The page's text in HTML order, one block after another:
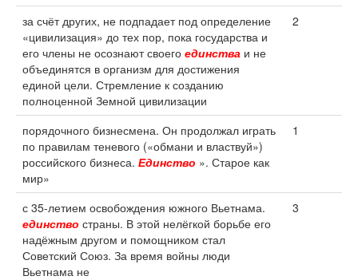
за счёт других, не подпадает под определение
«цивилизация» до тех пор, пока государства и
его члены не осознают своего единства и не
объединятся в организм для достижения
единой цели. Стремление к созданию
полноценной Земной цивилизации
2
порядочного бизнесмена. Он продолжал играть
по правилам теневого («обмани и властвуй»)
российского бизнеса. Единство ». Старое как
мир»
1
с 35-летием освобождения южного Вьетнама.
единство страны. В этой нелёгкой борьбе его
надёжным другом и помощником стал
Советский Союз. За время войны люди
Вьетнама не
3